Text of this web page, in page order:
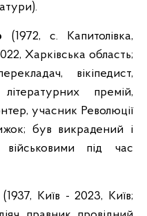
(1972, с. Капитолівка,
Харківська область;
вікіпедист,
премій,
учасник Революції
був викрадений і
під час
(1937, Київ - 2023, Київ;